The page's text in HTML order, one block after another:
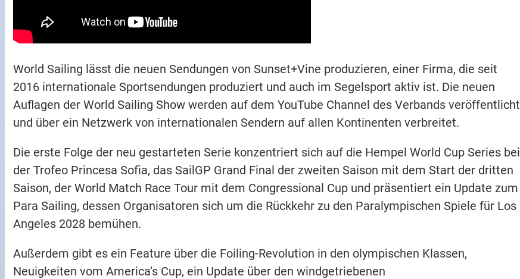
World Sailing lässt die neuen Sendungen von Sunset+Vine produzieren, einer Firma, die seit
2016 internationale Sportsendungen produziert und auch im Segelsport aktiv ist. Die neuen
Auflagen der World Sailing Show werden auf dem YouTube Channel des Verbands veröffentlicht
und über ein Netzwerk von internationalen Sendern auf allen Kontinenten verbreitet.
Die erste Folge der neu gestarteten Serie konzentriert sich auf die Hempel World Cup Series bei
der Trofeo Princesa Sofìa, das SailGP Grand Final der zweiten Saison mit dem Start der dritten
Saison, der World Match Race Tour mit dem Congressional Cup und präsentiert ein Update zum
Para Sailing, dessen Organisatoren sich um die Rückkehr zu den Paralympischen Spiele für Los
Angeles 2028 bemühen.
Außerdem gibt es ein Feature über die Foiling-Revolution in den olympischen Klassen,
Neuigkeiten vom America’s Cup, ein Update über den windgetriebenen